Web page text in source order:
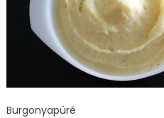
Burgonyapüré